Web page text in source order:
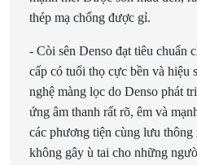
thép mạ chống được gỉ.
- Còi sên Denso đạt tiêu chuẩn
cấp có tuổi thọ cực bền và hiệu
nghệ màng lọc do Denso phát
ứng âm thanh rất rõ, êm và
các phương tiện cùng lưu thông
không gây ù tai cho những